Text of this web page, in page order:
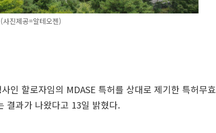
진제공=알테오젠)
인 할로자임의 MDASE 특허를 상대로 제기한 특허무효
결과가 나왔다고 13일 밝혔다.